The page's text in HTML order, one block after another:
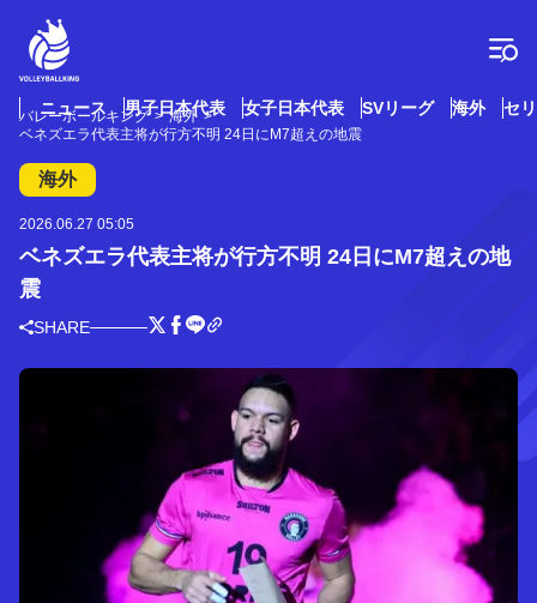
ニュース 男子日本代表 女子日本代表 SVリーグ 海外 セ
バレーボールキング
海外
ベネズエラ代表主将が行方不明 24日にM7超えの地震
海外
2026.06.27 05:05
ベネズエラ代表主将が行方不明 24日にM7超えの地
震
SHARE